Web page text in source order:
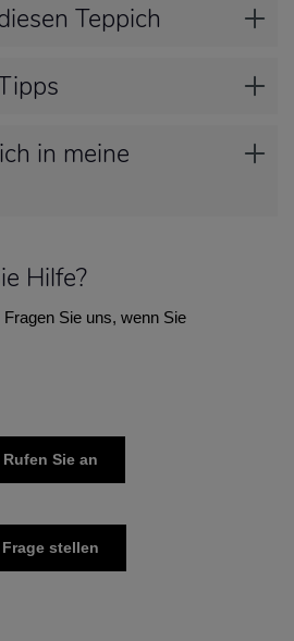
Teppich
in meine
Hilfe?
Sie uns, wenn Sie
Rufen Sie an
Frage stellen